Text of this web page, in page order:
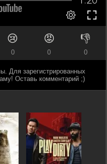
😢
0
😡
0
👎
0
Для зарегистрированных
Оставь комментарий ;)